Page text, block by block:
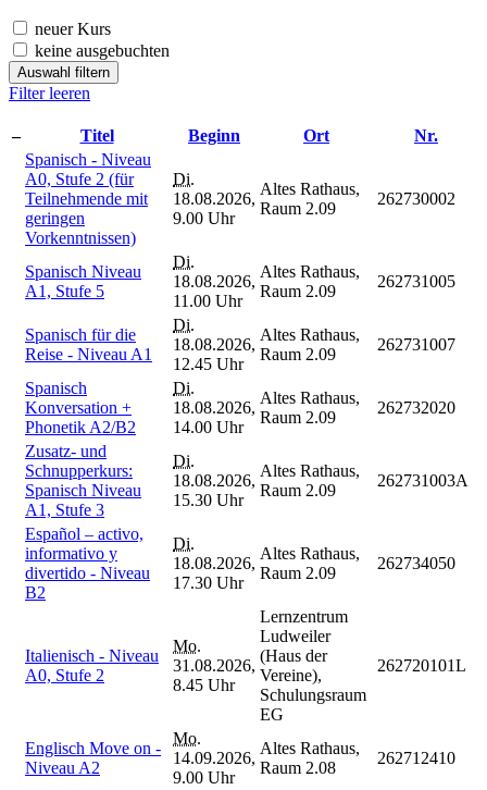
neuer Kurs
keine ausgebuchten
Auswahl filtern
Filter leeren
– Titel Beginn Ort
Nr.
Spanisch - Niveau
A0, Stufe 2 (für
Teilnehmende mit
geringen
Vorkenntnissen)
Di.
18.08.2026,
9.00 Uhr
Altes Rathaus,
Raum 2.09
262730002
Spanisch Niveau
A1, Stufe 5
Di.
18.08.2026,
11.00 Uhr
Altes Rathaus,
Raum 2.09
262731005
Spanisch für die
Reise - Niveau A1
Di.
18.08.2026,
12.45 Uhr
Altes Rathaus,
Raum 2.09
262731007
Spanisch
Konversation +
Phonetik A2/B2
Di.
18.08.2026,
14.00 Uhr
Altes Rathaus,
Raum 2.09
262732020
Zusatz- und
Schnupperkurs:
Spanisch Niveau
A1, Stufe 3
Di.
18.08.2026,
15.30 Uhr
Altes Rathaus,
Raum 2.09
262731003A
Español – activo,
informativo y
divertido - Niveau
B2
Di.
18.08.2026,
17.30 Uhr
Altes Rathaus,
Raum 2.09
262734050
Italienisch - Niveau
A0, Stufe 2
Mo.
31.08.2026,
8.45 Uhr
Lernzentrum
Ludweiler
(Haus der
Vereine),
Schulungsraum
EG
262720101L
Englisch Move on -
Niveau A2
Mo.
14.09.2026,
9.00 Uhr
Altes Rathaus,
Raum 2.08
262712410